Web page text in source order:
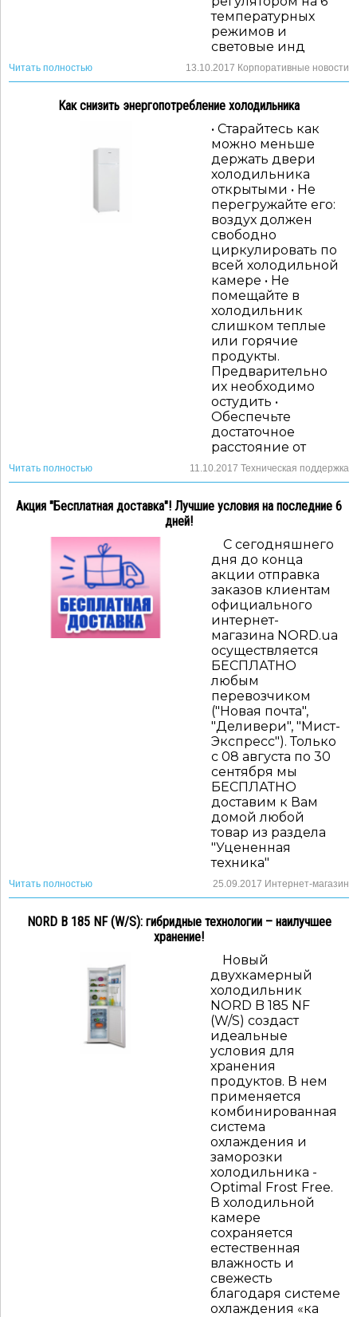
температурных
режимов и
световые инд
Читать полностью 13.10.2017 Корпоративные новости
Как снизить энергопотребление холодильника
• Старайтесь как
можно меньше
держать двери
холодильника
открытыми • Не
перегружайте его:
воздух должен
свободно
циркулировать по
всей холодильной
камере • Не
помещайте в
холодильник
слишком теплые
или горячие
продукты.
Предварительно
их необходимо
остудить •
Обеспечьте
достаточное
расстояние от
Читать полностью 11.10.2017 Техническая поддержка
Акция "Бесплатная доставка"! Лучшие условия на последние 6
дней!
С сегодняшнего
дня до конца
акции отправка
заказов клиентам
официального
интернет-
магазина NORD.ua
осуществляется
БЕСПЛАТНО
любым
перевозчиком
("Новая почта",
"Деливери", "Мист-
Экспресс"). Только
с 08 августа по 30
сентября мы
БЕСПЛАТНО
доставим к Вам
домой любой
товар из раздела
"Уцененная
техника"
Читать полностью 25.09.2017 Интернет-магазин
NORD B 185 NF (W/S): гибридные технологии – наилучшее
хранение!
Новый
двухкамерный
холодильник
NORD B 185 NF
(W/S) создаст
идеальные
условия для
хранения
продуктов. В нем
применяется
комбинированная
система
охлаждения и
заморозки
холодильника -
Optimal Frost Free.
В холодильной
камере
сохраняется
естественная
влажность и
свежесть
благодаря системе
охлаждения «ка